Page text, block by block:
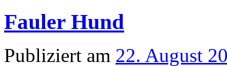
Fauler Hund
Publiziert am 22. August